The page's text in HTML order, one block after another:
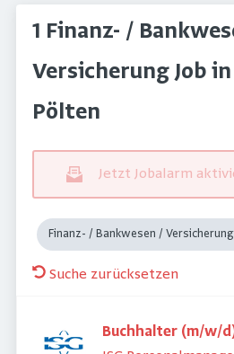
1 Finanz- /
Versicherung Job
Pölten
Jetzt Jobalarm
Finanz- / Bankwesen / Versicherung
Suche zurücksetzen
Buchhalter (m/w/